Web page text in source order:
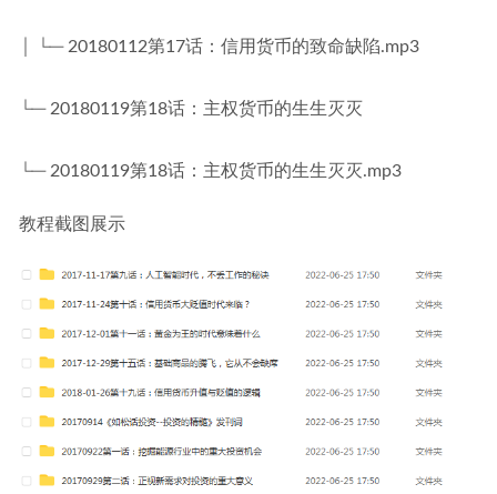
│ └─ 20180112第17话：信用货币的致命缺陷.mp3
└─ 20180119第18话：主权货币的生生灭灭
└─ 20180119第18话：主权货币的生生灭灭.mp3
教程截图展示